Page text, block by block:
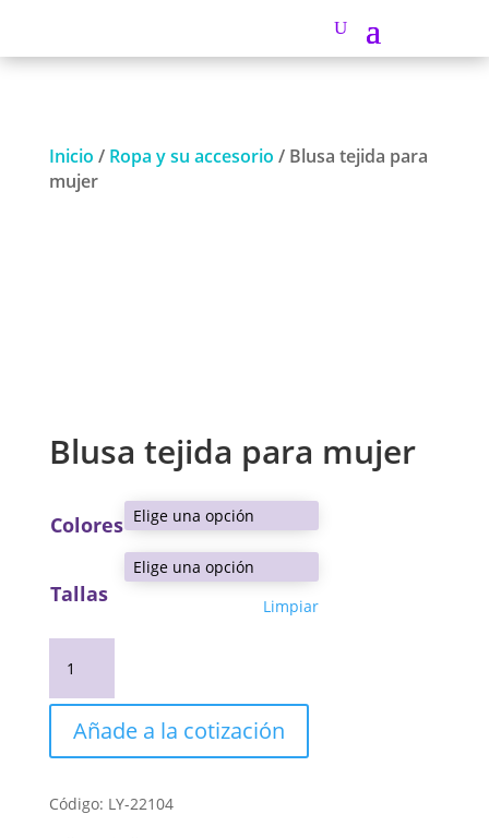
Inicio / Ropa y su accesorio / Blusa tejida para
mujer
Blusa tejida para mujer
Colores
Tallas Limpiar
tejida
para
mujer
cantidad
Añade a la cotización
Código: LY-22104